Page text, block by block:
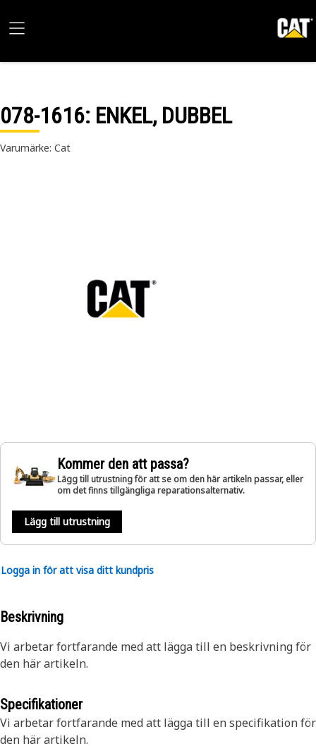
078-1616: ENKEL, DUBBEL
Varumärke: Cat
Kommer den att passa?
Lägg till utrustning för att se om den här artikeln passar, eller
om det finns tillgängliga reparationsalternativ.
Lägg till utrustning
Logga in för att visa ditt kundpris
Beskrivning
Vi arbetar fortfarande med att lägga till en beskrivning för
den här artikeln.
Specifikationer
Vi arbetar fortfarande med att lägga till en specifikation för
den här artikeln.